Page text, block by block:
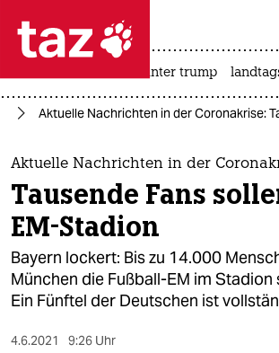
 taz zahl ich
taz zahl ich
themen
politik
öko
gesellschaft
usa unter trump
Aktuelle Nachrichten in der Coronakrise:
Aktuelle Nachrichten in der
Tausende Fans
EM-Stadion
Bayern lockert: Bis zu 14.000
München die Fußball-EM im Stadion
Ein Fünftel der Deutschen ist
4.6.2021 9:26 Uhr